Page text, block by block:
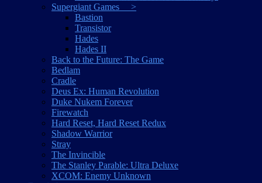
Supergiant Games >
Bastion
Transistor
Hades
Hades II
Back to the Future: The Game
Bedlam
Cradle
Deus Ex: Human Revolution
Duke Nukem Forever
Firewatch
Hard Reset, Hard Reset Redux
Shadow Warrior
Stray
The Invincible
The Stanley Parable: Ultra Deluxe
XCOM: Enemy Unknown